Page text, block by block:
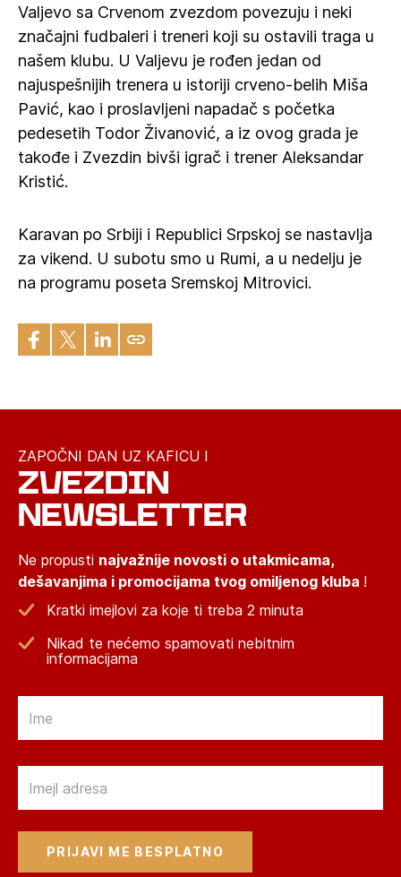
Valjevo sa Crvenom zvezdom povezuju i neki
značajni fudbaleri i treneri koji su ostavili traga u
našem klubu. U Valjevu je rođen jedan od
najuspešnijih trenera u istoriji crveno-belih Miša
Pavić, kao i proslavljeni napadač s početka
pedesetih Todor Živanović, a iz ovog grada je
takođe i Zvezdin bivši igrač i trener Aleksandar
Kristić.
Karavan po Srbiji i Republici Srpskoj se nastavlja
za vikend. U subotu smo u Rumi, a u nedelju je
na programu poseta Sremskoj Mitrovici.
ZAPOČNI DAN UZ KAFICU I
ZVEZDIN
NEWSLETTER
Ne propusti najvažnije novosti o utakmicama,
dešavanjima i promocijama tvog omiljenog kluba !
Kratki imejlovi za koje ti treba 2 minuta
Nikad te nećemo spamovati nebitnim
informacijama